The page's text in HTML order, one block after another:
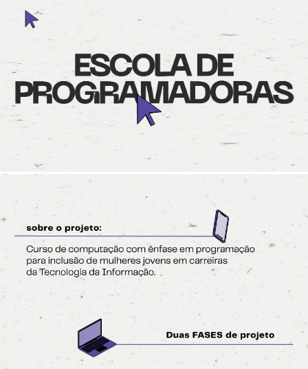
Skip to main content Skip to navigation